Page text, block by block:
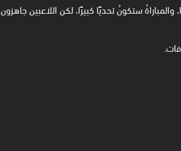
ستكونُ تحديًا كبيرًا، ‏لكن اللاعبين جاهزون